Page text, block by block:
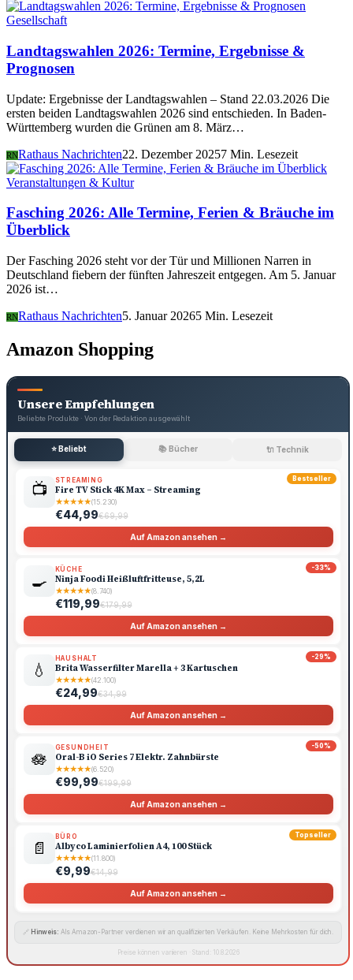
Gesellschaft
Landtagswahlen 2026: Termine, Ergebnisse &
Prognosen
Update: Ergebnisse der Landtagswahlen – Stand 22.03.2026 Die
ersten beiden Landtagswahlen 2026 sind entschieden. In Baden-
Württemberg wurden die Grünen am 8. März…
RNRathaus Nachrichten22. Dezember 20257 Min. Lesezeit
Veranstaltungen & Kultur
Fasching 2026: Alle Termine, Ferien & Bräuche im
Überblick
Der Fasching 2026 steht vor der Tür und Millionen Narren in
Deutschland fiebern der fünften Jahreszeit entgegen. Am 5. Januar
2026 ist…
RNRathaus Nachrichten5. Januar 20265 Min. Lesezeit
Amazon Shopping
Unsere Empfehlungen
Beliebte Produkte · Von der Redaktion ausgewählt
⭐ Beliebt 📚 Bücher 🔌 Technik
Bestseller
📺 STREAMING
Fire TV Stick 4K Max – Streaming
★★★★★(15.230)
€44,99€69,99
Auf Amazon ansehen →
-33%
🍳
KÜCHE
Ninja Foodi Heißluftfritteuse, 5,2L
★★★★★(8.740)
€119,99€179,99
Auf Amazon ansehen →
-29%
💧
HAUSHALT
Brita Wasserfilter Marella + 3 Kartuschen
★★★★★(42.100)
€24,99€34,99
Auf Amazon ansehen →
-50%
🪷
GESUNDHEIT
Oral-B iO Series 7 Elektr. Zahnbürste
★★★★★(6.520)
€99,99€199,99
Auf Amazon ansehen →
Topseller
📄
BÜRO
Albyco Laminierfolien A4, 100 Stück
★★★★★(11.800)
€9,99€14,99
Auf Amazon ansehen →
🔗 Hinweis: Als Amazon-Partner verdienen wir an qualifizierten Verkäufen. Keine Mehrkosten für dich.
Preise können variieren · Stand: 10.8.2026